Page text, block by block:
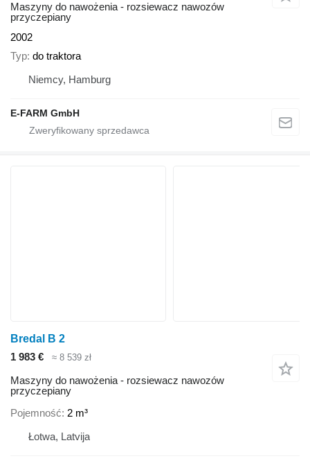
Maszyny do nawożenia - rozsiewacz nawozów
przyczepiany
2002
Typ do traktora
Niemcy, Hamburg
E-FARM GmbH
Bredal B 2
1 983 €
≈ 8 539 zł
Maszyny do nawożenia - rozsiewacz nawozów
przyczepiany
Pojemność 2 m³
Łotwa, Latvija